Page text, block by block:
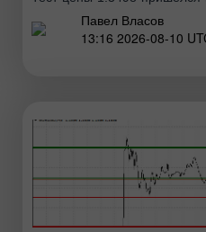
MACD много прошел
ограничивало восходящий
Павел Власов
13:16 2026-08-10